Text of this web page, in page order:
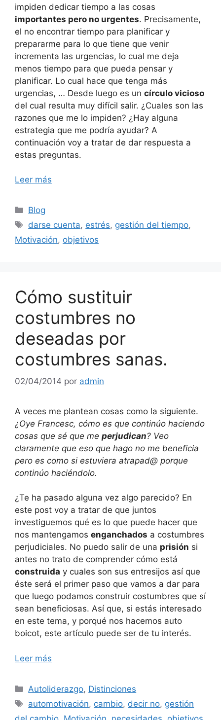
impiden dedicar tiempo a las cosas
importantes pero no urgentes. Precisamente,
el no encontrar tiempo para planificar y
prepararme para lo que tiene que venir
incrementa las urgencias, lo cual me deja
menos tiempo para que pueda pensar y
planificar. Lo cual hace que tenga más
urgencias, … Desde luego es un círculo vicioso
del cual resulta muy difícil salir. ¿Cuales son las
razones que me lo impiden? ¿Hay alguna
estrategia que me podría ayudar? A
continuación voy a tratar de dar respuesta a
estas preguntas.
Leer más
Categorías
Blog
Etiquetas
darse cuenta, estrés, gestión del tiempo,
Motivación, objetivos
Cómo sustituir
costumbres no
deseadas por
costumbres sanas.
02/04/2014 por admin
A veces me plantean cosas como la siguiente.
¿Oye Francesc, cómo es que continúo haciendo
cosas que sé que me perjudican? Veo
claramente que eso que hago no me beneficia
pero es como si estuviera atrapad@ porque
continúo haciéndolo.
¿Te ha pasado alguna vez algo parecido? En
este post voy a tratar de que juntos
investiguemos qué es lo que puede hacer que
nos mantengamos enganchados a costumbres
perjudiciales. No puedo salir de una prisión si
antes no trato de comprender cómo está
construida y cuales son sus entresijos así que
éste será el primer paso que vamos a dar para
que luego podamos construir costumbres que sí
sean beneficiosas. Así que, si estás interesado
en este tema, y porqué nos hacemos auto
boicot, este artículo puede ser de tu interés.
Leer más
Categorías
Autoliderazgo, Distinciones
Etiquetas
automotivación, cambio, decir no, gestión